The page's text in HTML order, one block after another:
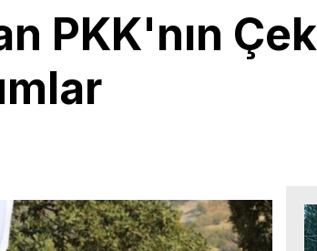
PKK'nın